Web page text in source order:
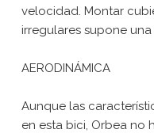
velocidad. Montar
irregulares supone
AERODINÁMICA
Aunque las
en esta bici, Orbea no